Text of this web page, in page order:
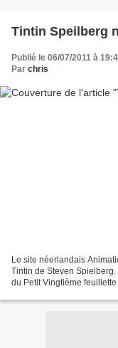
Tintin Speilberg
Publié le 06/07/2011 à
Par chris
Le site néerlandais
Tintin de Steven
du Petit Vingtième